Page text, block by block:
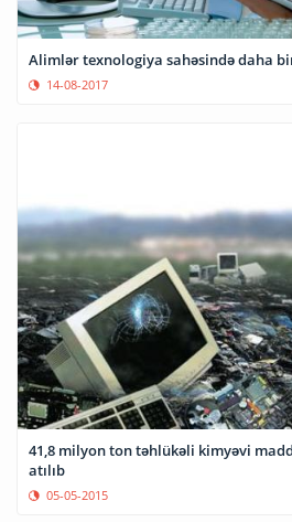
Alimlər texnologiya sahəsində daha
14-08-2017
41,8 milyon ton təhlükəli kimyəvi
atılıb
05-05-2015